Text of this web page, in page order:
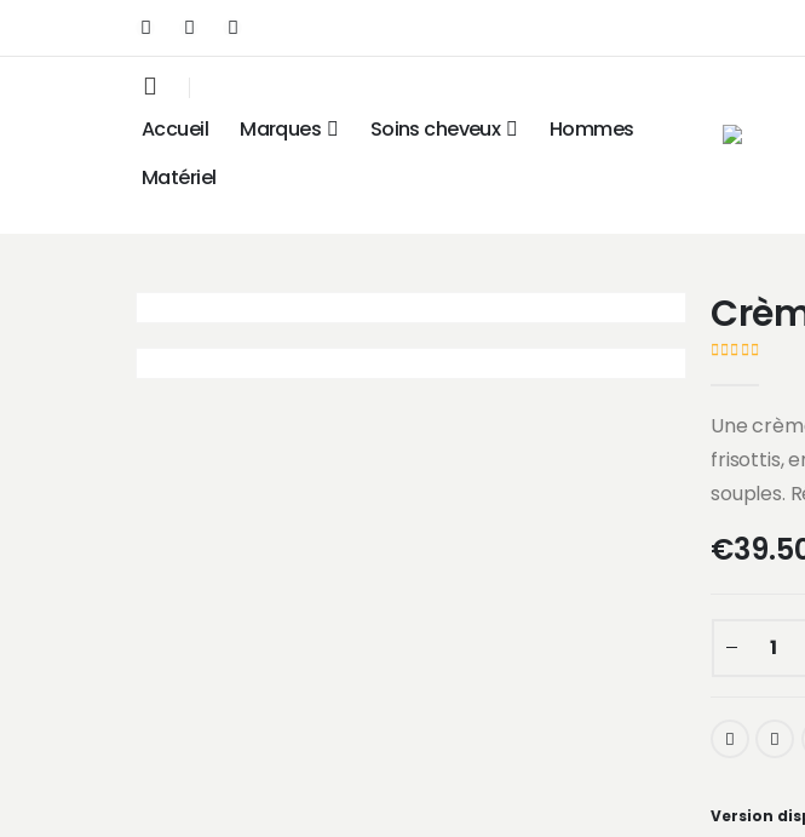
Accueil Marques Soins cheveux
Hommes
Matériel
Une
frisottis,
souples.
€
Version